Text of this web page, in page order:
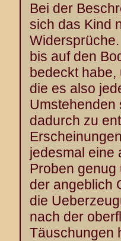
Bei der
sich das Kind
bis auf den
bedeckt habe,
die es also
Umstehenden
dadurch zu
jedesmal eine
Proben
der angeblich
die
nach der
Täuschungen